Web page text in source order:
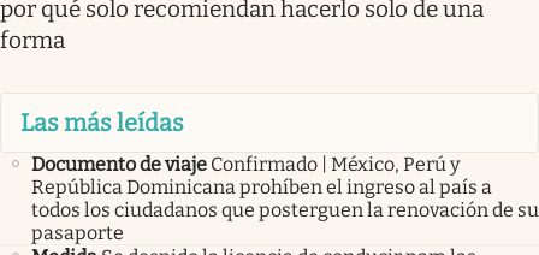
por qué solo recomiendan hacerlo solo de una
forma
Las más leídas
Documento de viaje Confirmado | México, Perú y
República Dominicana prohíben el ingreso al país a
todos los ciudadanos que posterguen la renovación de su
pasaporte